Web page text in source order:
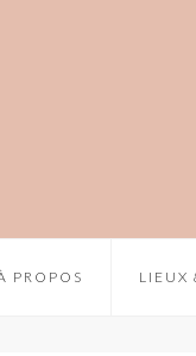
PROPOS LIEUX